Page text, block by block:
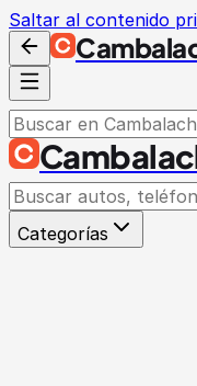
Saltar al contenido
Categorías